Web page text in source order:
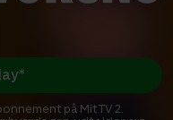
på Mit TV 2.